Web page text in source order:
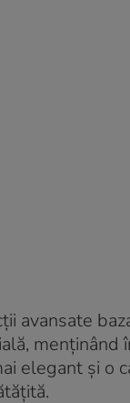
avansate
menținând
elegant și o